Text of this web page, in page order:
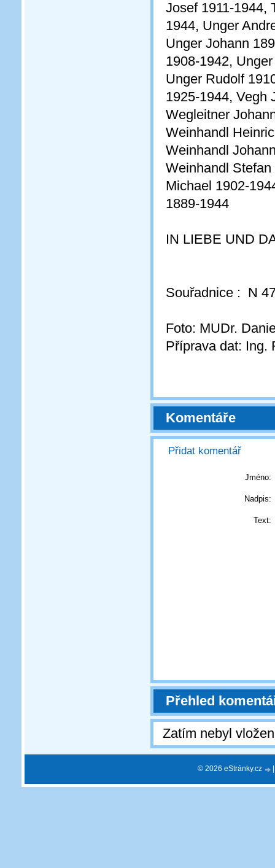
Josef 1911-1944,
1944, Unger
Unger Johann
1908-1942,
Unger Rudolf
1925-1944, Vegh
Wegleitner
Weinhandl
Weinhandl
Weinhandl
Michael 1902-
1889-1944
IN LIEBE UND
Souřadnice : N
Foto: MUDr.
Příprava dat: Ing.
Komentáře
Přidat komentář
Jméno:
Nadpis:
Text:
Přehled
Zatím nebyl
© 2026 eStránky.cz